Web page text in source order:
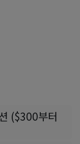
($300부터